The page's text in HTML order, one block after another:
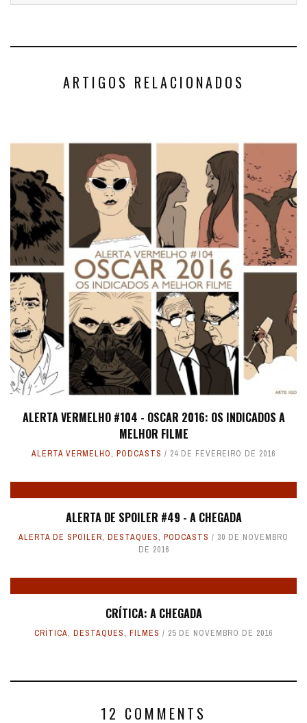
ARTIGOS RELACIONADOS
ALERTA VERMELHO #104 - OSCAR 2016: OS INDICADOS A
MELHOR FILME
ALERTA VERMELHO, PODCASTS 24 DE FEVEREIRO DE 2016
ALERTA DE SPOILER #49 - A CHEGADA
ALERTA DE SPOILER, DESTAQUES, PODCASTS
30 DE NOVEMBRO
DE 2016
CRÍTICA: A CHEGADA
CRÍTICA, DESTAQUES, FILMES 25 DE NOVEMBRO DE 2016
12 COMMENTS